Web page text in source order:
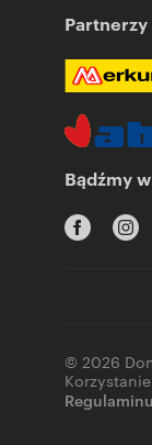
Partnerzy
Bądźmy
© 2026
Regulaminu